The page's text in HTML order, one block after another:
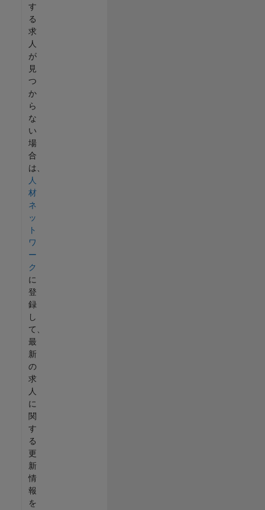
す
る
求
人
が
見
つ
か
ら
な
い
場
合
は、
人
材
ネ
ッ
ト
ワ
ー
ク
に
登
録
し
て、
最
新
の
求
人
に
関
す
る
更
新
情
報
を